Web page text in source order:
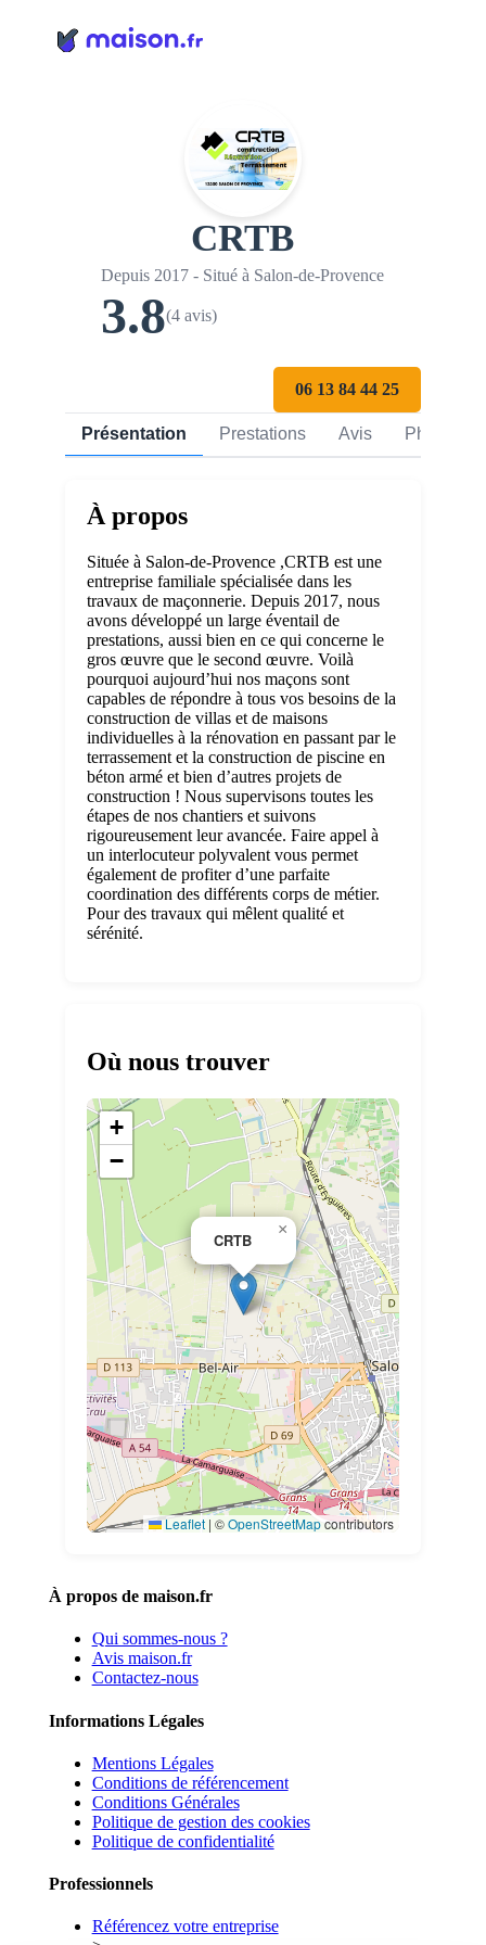
CRTB
Depuis 2017 - Situé à Salon-de-Provence
3.8(4 avis)
06 13 84 44 25
Présentation Prestations Avis Photos
À propos
Située à Salon-de-Provence ,CRTB est une
entreprise familiale spécialisée dans les
travaux de maçonnerie. Depuis 2017, nous
avons développé un large éventail de
prestations, aussi bien en ce qui concerne le
gros œuvre que le second œuvre. Voilà
pourquoi aujourd’hui nos maçons sont
capables de répondre à tous vos besoins de la
construction de villas et de maisons
individuelles à la rénovation en passant par le
terrassement et la construction de piscine en
béton armé et bien d’autres projets de
construction ! Nous supervisons toutes les
étapes de nos chantiers et suivons
rigoureusement leur avancée. Faire appel à
un interlocuteur polyvalent vous permet
également de profiter d’une parfaite
coordination des différents corps de métier.
Pour des travaux qui mêlent qualité et
sérénité.
Où nous trouver
CRTB
×
+
−
Leaflet | ©OpenStreetMapcontributors
À propos de maison.fr
Qui sommes-nous ?
Avis maison.fr
Contactez-nous
Informations Légales
Mentions Légales
Conditions de référencement
Conditions Générales
Politique de gestion des cookies
Politique de confidentialité
Professionnels
Référencez votre entreprise